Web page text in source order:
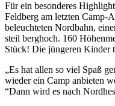
Für ein besonderes
Feldberg am letzten Camp-
beleuchteten Nordbahn,
steil berghoch. 160
Stück! Die jüngeren Kinder
„Es hat allen so viel Spaß
wieder ein Camp anbieten
“Dann wird es nach